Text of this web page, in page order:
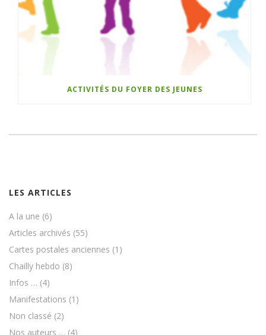
ACTIVITÉS DU FOYER DES JEUNES
LES ARTICLES
A la une (6)
Articles archivés (55)
Cartes postales anciennes (1)
Chailly hebdo (8)
Infos … (4)
Manifestations (1)
Non classé (2)
Nos auteurs … (4)